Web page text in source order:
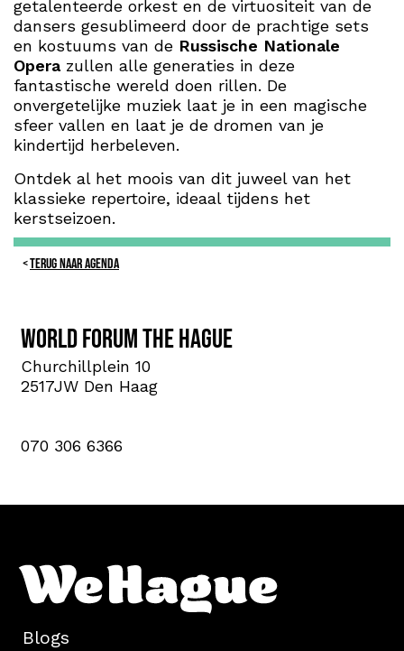
getalenteerde orkest en de virtuositeit van de
dansers gesublimeerd door de prachtige sets
en kostuums van de Russische Nationale
Operazullen alle generaties in deze
fantastische wereld doen rillen. De
onvergetelijke muziek laat je in een magische
sfeer vallen en laat je de dromen van je
kindertijd herbeleven.
Ontdek al het moois van dit juweel van het
klassieke repertoire, ideaal tijdens het
kerstseizoen.
TERUG NAAR AGENDA
World Forum The Hague
Churchillplein 10
2517JW Den Haag
070 306 6366
Blogs